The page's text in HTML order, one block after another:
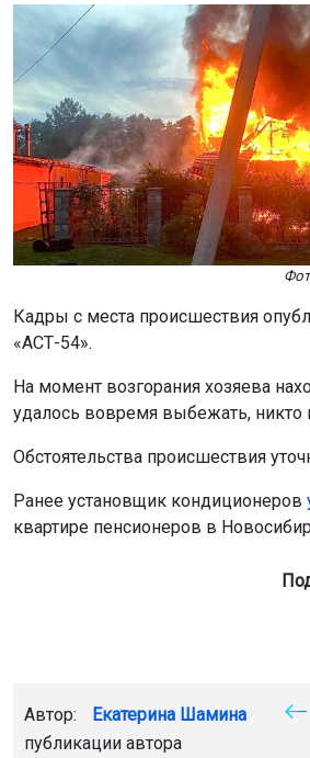
Кадры с места происшествия
«АСТ-54».
На момент возгорания хозяева
удалось вовремя выбежать, никто
Обстоятельства происшествия
Ранее установщик кондиционеров
квартире пенсионеров в
Автор: Екатерина Шамина
публикации автора